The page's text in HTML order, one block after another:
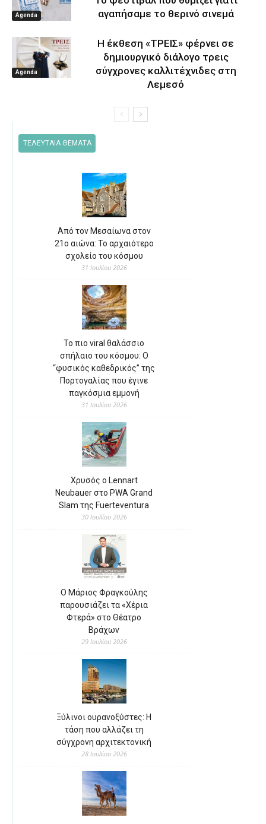
Agenda
αγαπήσαμε το θερινό σινεμά
Agenda
Η έκθεση «ΤΡΕΙΣ» φέρνει σε
δημιουργικό διάλογο τρεις
σύγχρονες καλλιτέχνιδες στη
Λεμεσό
ΤΕΛΕΥΤΑΙΑ ΘΕΜΑΤΑ
Από τον Μεσαίωνα στον
21ο αιώνα: Το αρχαιότερο
σχολείο του κόσμου
31 Ιουλίου 2026
Το πιο viral θαλάσσιο
σπήλαιο του κόσμου: Ο
“φυσικός καθεδρικός” της
Πορτογαλίας που έγινε
παγκόσμια εμμονή
31 Ιουλίου 2026
Χρυσός ο Lennart
Neubauer στο PWA Grand
Slam της Fuerteventura
30 Ιουλίου 2026
Ο Μάριος Φραγκούλης
παρουσιάζει τα «Χέρια
Φτερά» στο Θέατρο
Βράχων
29 Ιουλίου 2026
Ξύλινοι ουρανοξύστες: Η
τάση που αλλάζει τη
σύγχρονη αρχιτεκτονική
28 Ιουλίου 2026